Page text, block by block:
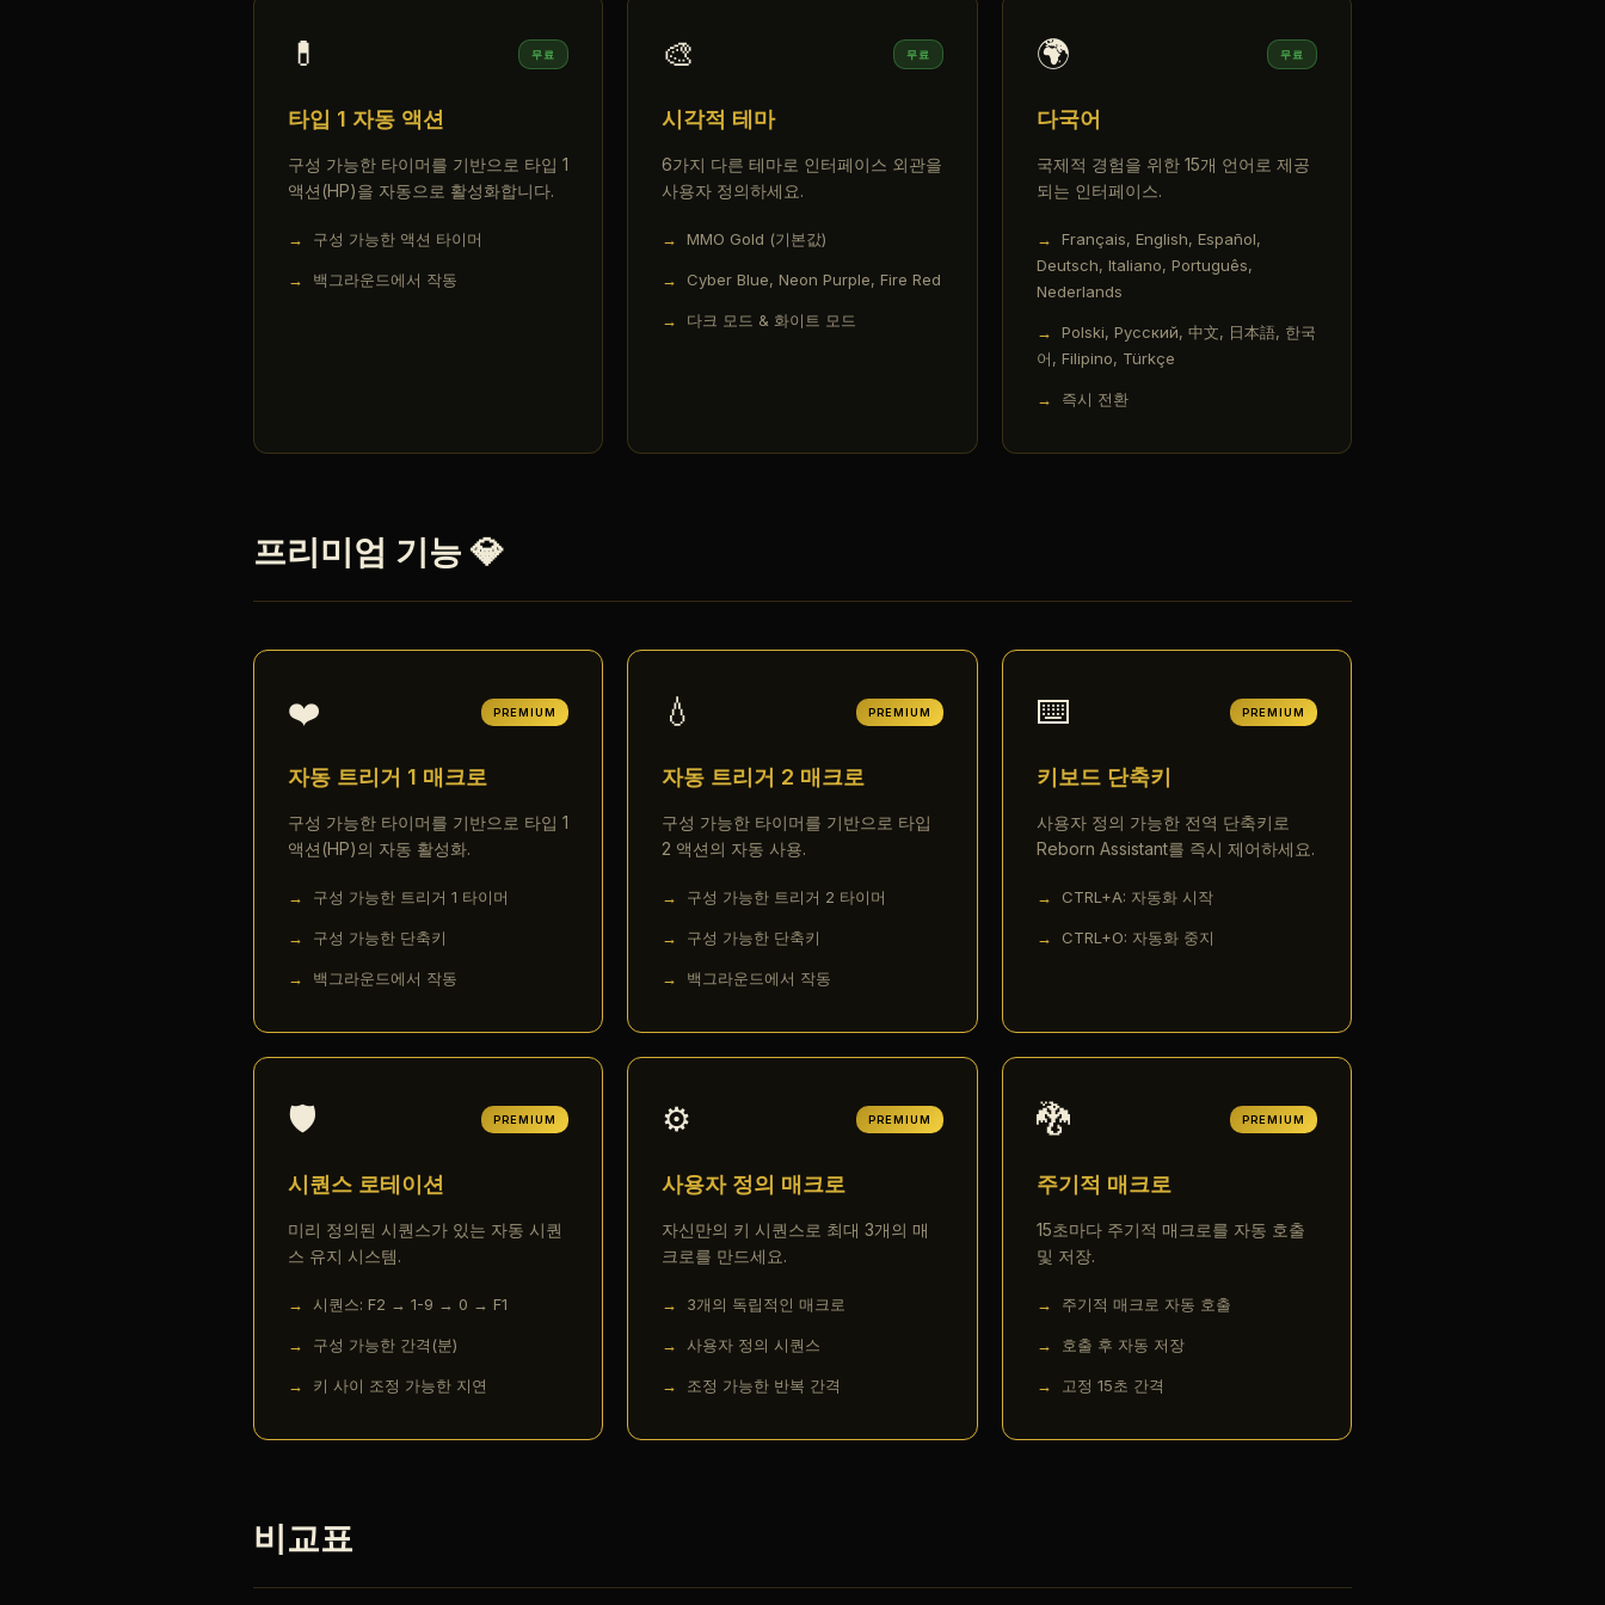
💊 무료
타입 1 자동 액션
구성 가능한 타이머를 기반으로 타입 1
액션(HP)을 자동으로 활성화합니다.
구성 가능한 액션 타이머
백그라운드에서 작동
🎨 무료
시각적 테마
6가지 다른 테마로 인터페이스 외관을
사용자 정의하세요.
MMO Gold (기본값)
Cyber Blue, Neon Purple, Fire Red
다크 모드 & 화이트 모드
🌍 무료
다국어
국제적 경험을 위한 15개 언어로 제공
되는 인터페이스.
Français, English, Español,
Deutsch, Italiano, Português,
Nederlands
Polski, Русский, 中文, 日本語, 한국
어, Filipino, Türkçe
즉시 전환
프리미엄 기능 💎
❤️ PREMIUM
자동 트리거 1 매크로
구성 가능한 타이머를 기반으로 타입 1
액션(HP)의 자동 활성화.
구성 가능한 트리거 1 타이머
구성 가능한 단축키
백그라운드에서 작동
💧 PREMIUM
자동 트리거 2 매크로
구성 가능한 타이머를 기반으로 타입
2 액션의 자동 사용.
구성 가능한 트리거 2 타이머
구성 가능한 단축키
백그라운드에서 작동
⌨️ PREMIUM
키보드 단축키
사용자 정의 가능한 전역 단축키로
Reborn Assistant를 즉시 제어하세요.
CTRL+A: 자동화 시작
CTRL+O: 자동화 중지
🛡️ PREMIUM
시퀀스 로테이션
미리 정의된 시퀀스가 있는 자동 시퀀
스 유지 시스템.
시퀀스: F2 → 1-9 → 0 → F1
구성 가능한 간격(분)
키 사이 조정 가능한 지연
⚙️ PREMIUM
사용자 정의 매크로
자신만의 키 시퀀스로 최대 3개의 매
크로를 만드세요.
3개의 독립적인 매크로
사용자 정의 시퀀스
조정 가능한 반복 간격
🐉 PREMIUM
주기적 매크로
15초마다 주기적 매크로를 자동 호출
및 저장.
주기적 매크로 자동 호출
호출 후 자동 저장
고정 15초 간격
비교표